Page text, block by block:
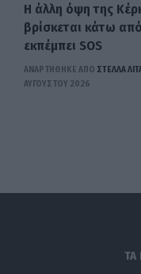
Η άλλη όψη της
βρίσκεται κάτω
εκπέμπει SOS
ΑΝΑΡΤΗΘΗΚΕ ΑΠΟ ΣΤΈΛΛΑ
ΑΥΓΟΎΣΤΟΥ 2026
ΤΑ